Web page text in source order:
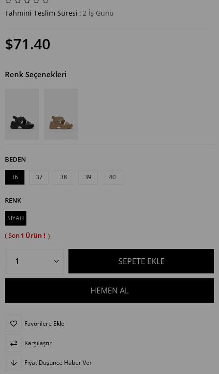
Tahmini Teslim Süresi : 2 İş Günü
$71.40
Renk Seçenekleri
BEDEN
1
36 37 38 39 40
RENK
SİYAH
Favorilere Ekle
Karşılaştır
Fiyat Düşünce Haber Ver